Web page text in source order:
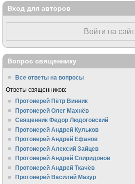
Вход для авторов
Войти на сайт
Вопрос священнику
Все ответы на вопросы
Ответы священников:
Протоиерей Пётр Винник
Протоиерей Олег Махнёв
Священник Федор Людоговский
Протоиерей Андрей Кульков
Протоиерей Андрей Ефанов
Протоиерей Алексий Зайцев
Протоиерей Андрей Спиридонов
Протоиерей Андрей Ткачёв
Протоиерей Василий Мазур